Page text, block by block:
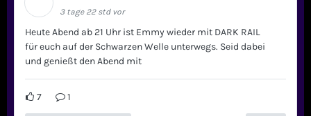
3 tage 22 std vor
Heute Abend ab 21 Uhr ist Emmy wieder mit DARK RAIL
für euch auf der Schwarzen Welle unterwegs. Seid dabei
und genießt den Abend mit
7 1